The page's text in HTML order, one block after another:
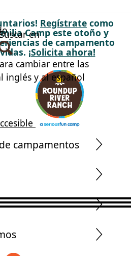
Regístrate como
Camp este otoño y
de campamento
¡Solicita ahora!
en
cambiar entre las
inglés y al español
campamentos